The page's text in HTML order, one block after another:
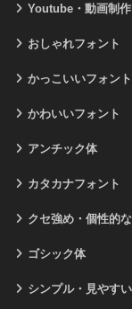
Youtube・動画制
おしゃれフォント
かっこいいフォント
かわいいフォント
アンチック体
カタカナフォント
クセ強め・個性的
ゴシック体
シンプル・見やす